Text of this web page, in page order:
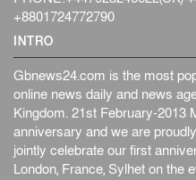
+8801724772790
INTRO
Gbnews24.com is the most
online news daily and news
Kingdom. 21st February-2013
anniversary and we are
jointly celebrate our first
London, France, Sylhet on the